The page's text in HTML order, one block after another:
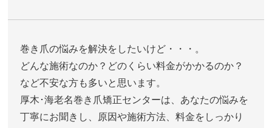
巻き爪の悩みを解決をしたいけど・・・。
どんな施術なのか？どのくらい料金がかかるのか？
など不安な方も多いと思います。
厚木･海老名巻き爪矯正センターは、あなたの悩みを
丁寧にお聞きし、原因や施術方法、料金をしっかり